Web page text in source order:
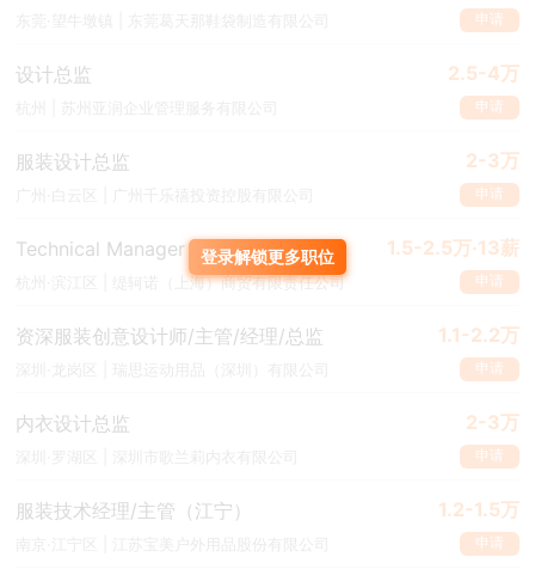
申请
设计总监 2.5-4万
申请
服装设计总监 2-3万
申请
Technical Manager 1.5-2.5万·13薪
杭州·滨江区 | 缇轲诺（上海）商贸有限责任公司 申请
资深服装创意设计师/主管/经理/总监 1.1-2.2万
申请
内衣设计总监 2-3万
申请
服装技术经理/主管（江宁） 1.2-1.5万
申请
登录解锁更多职位